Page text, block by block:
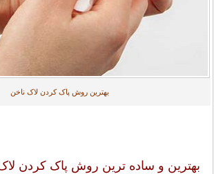
بهترین روش پاک کردن لاک ناخن
بهترین و ساده ترین روش پاک کردن